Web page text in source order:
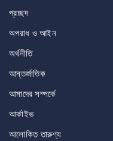
প্রচ্ছদ
অপরাধ ও আইন
অর্থনীতি
আন্তর্জাতিক
আমাদের সম্পর্কে
আর্কাইভ
আলোকিত তারুণ্য